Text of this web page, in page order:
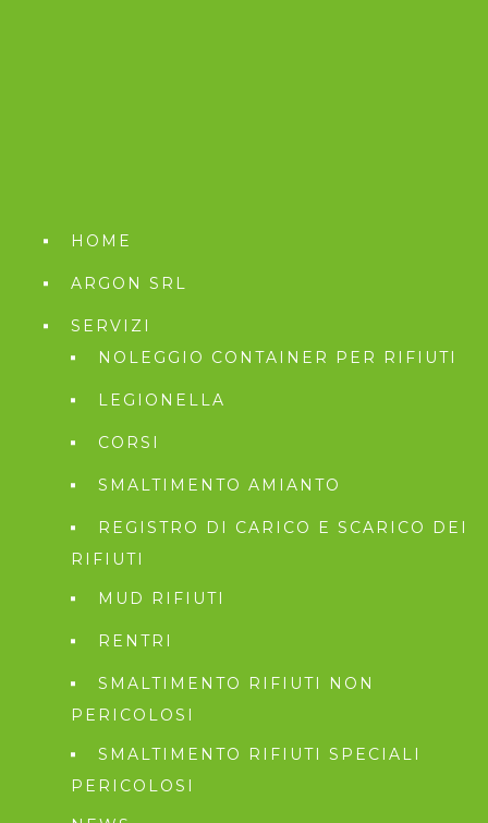
HOME
ARGON SRL
SERVIZI
NOLEGGIO CONTAINER PER RIFIUTI
LEGIONELLA
CORSI
SMALTIMENTO AMIANTO
REGISTRO DI CARICO E SCARICO DEI
RIFIUTI
MUD RIFIUTI
RENTRI
SMALTIMENTO RIFIUTI NON
PERICOLOSI
SMALTIMENTO RIFIUTI SPECIALI
PERICOLOSI